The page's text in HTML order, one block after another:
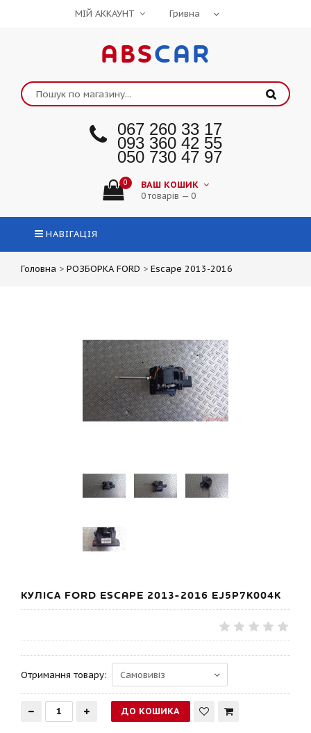
МІЙ АККАУНТ
ABSCAR
067 260 33 17
093 360 42 55
050 730 47 97
0 ВАШ КОШИК
0 товарів — 0
НАВІГАЦІЯ
Головна > РОЗБОРКА FORD > Escape 2013-2016
КУЛІСА FORD ESCAPE 2013-2016 EJ5P7K004K
Отримання товару: